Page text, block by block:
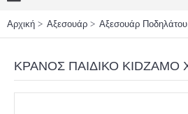
Αρχική Αξεσουάρ Αξεσουάρ Ποδηλάτου